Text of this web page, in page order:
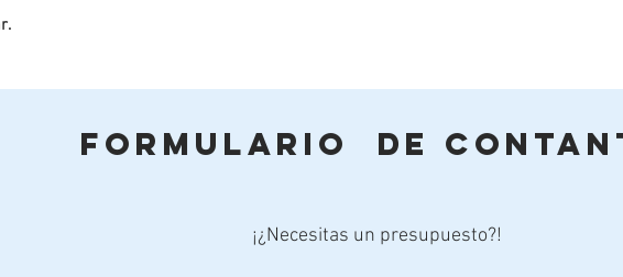
Formulario de
¡¿Necesitas un presupuesto?!